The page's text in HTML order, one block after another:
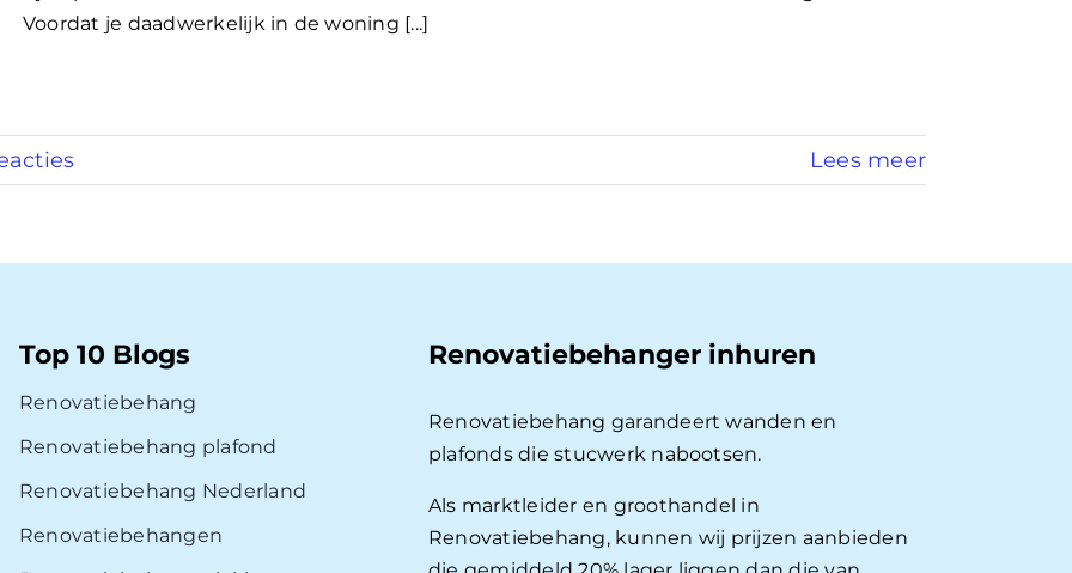
Voordat je daadwerkelijk in de woning [...]
Lees meer
Top 10 Blogs
Renovatiebehang
Renovatiebehang plafond
Renovatiebehang Nederland
Renovatiebehangen
Renovatiebehanger inhuren
Renovatiebehang garandeert wanden en
plafonds die stucwerk nabootsen.
Als marktleider en groothandel in
Renovatiebehang, kunnen wij prijzen aanbieden